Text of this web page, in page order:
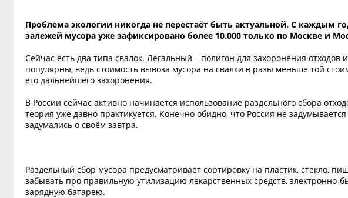
Проблема экологии никогда не перестаёт быть актуальной. С каждым
залежей мусора уже зафиксировано более 10.000 только по Москве и
Сейчас есть два типа свалок. Легальный – полигон для захоронения отходов
популярны, ведь стоимость вывоза мусора на свалки в разы меньше той
его дальнейшего захоронения.
В России сейчас активно начинается использование раздельного сбора
теория уже давно практикуется. Конечно обидно, что Россия не
задумались о своём завтра.
Раздельный сбор мусора предусматривает сортировку на пластик, стекло,
забывать про правильную утилизацию лекарственных средств, электронно-
зарядную батарею.